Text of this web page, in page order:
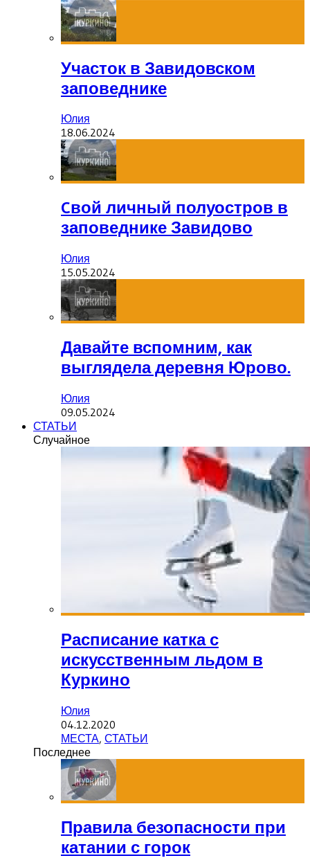
Участок в Завидовском
заповеднике
Юлия
18.06.2024
Cвой личный полуостров в
заповеднике Завидово
Юлия
15.05.2024
Давайте вспомним, как
выглядела деревня Юрово.
Юлия
09.05.2024
СТАТЬИ
Случайное
Расписание катка с
искусственным льдом в
Куркино
Юлия
04.12.2020
МЕСТА, СТАТЬИ
Последнее
Правила безопасности при
катании с горок